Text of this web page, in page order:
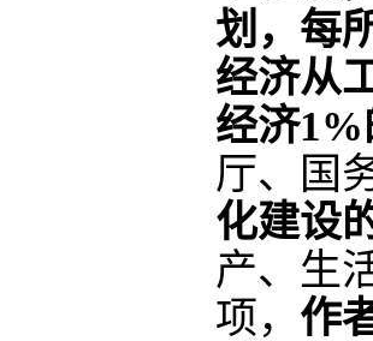
划，每
经济从
经济1%
厅、国
化建设
产、生
项， 作